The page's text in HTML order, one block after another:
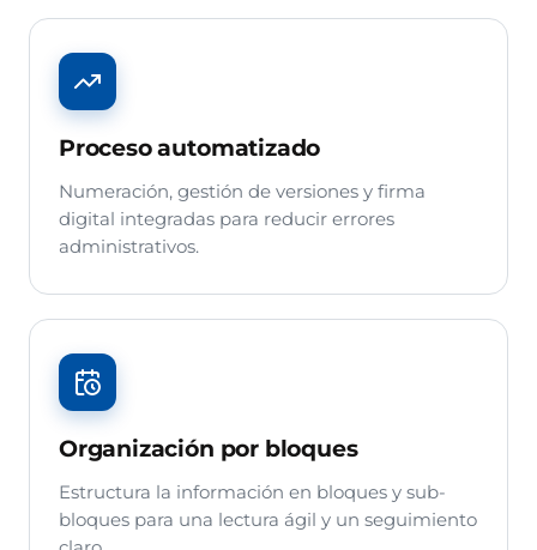
Proceso automatizado
Numeración, gestión de versiones y firma
digital integradas para reducir errores
administrativos.
Organización por bloques
Estructura la información en bloques y sub-
bloques para una lectura ágil y un seguimiento